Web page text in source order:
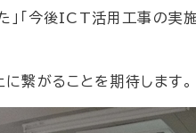
「今後ICT活用工事の実
繋がることを期待します。